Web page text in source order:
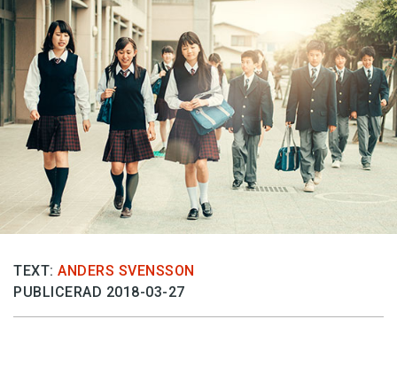
Skrivtips
Bokrecensioner
Kviss
Podden
Anmäl till språkpolisen
Föreslå nyord
Annonsera
Läs Språktidningen digitalt
Press
TEXT: ANDERS SVENSSON
PUBLICERAD 2018-03-27